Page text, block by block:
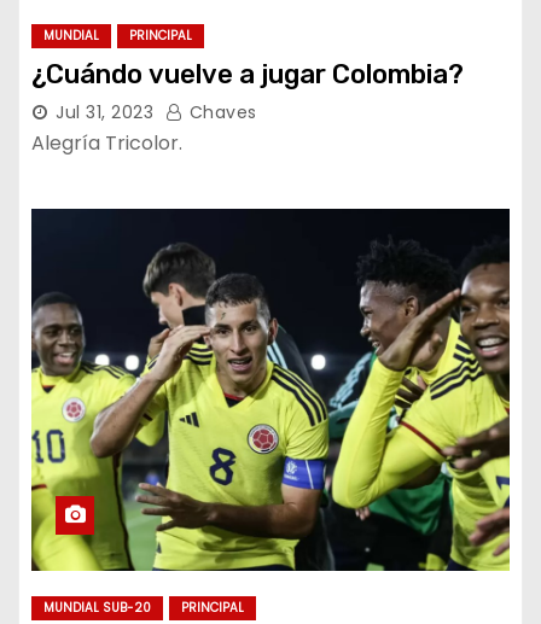
MUNDIAL PRINCIPAL
¿Cuándo vuelve a jugar Colombia?
Jul 31, 2023 Chaves
Alegría Tricolor.
MUNDIAL SUB-20 PRINCIPAL